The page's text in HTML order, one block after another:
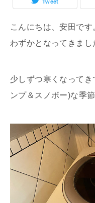
Tweet
こんにちは、安田で
わずかとなってきまし
少しずつ寒くなって
ンプ＆スノボー)な季